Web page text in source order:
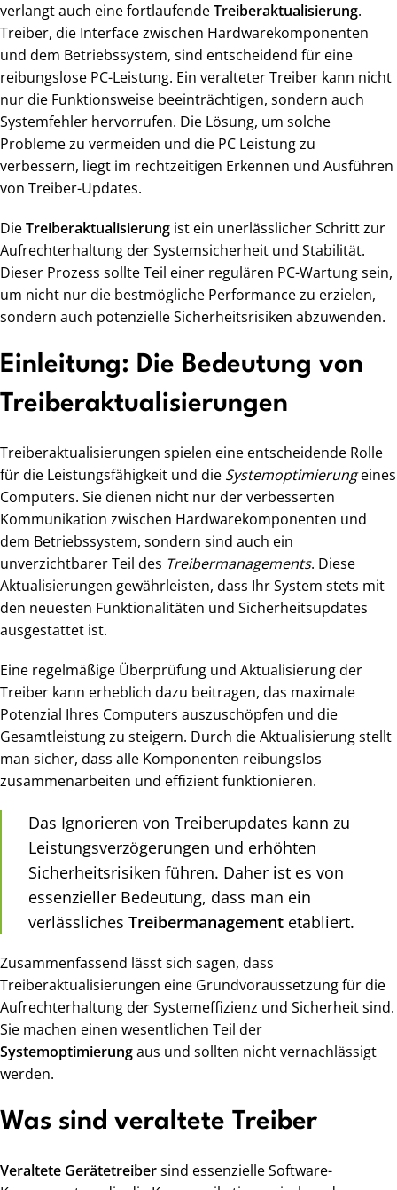
verlangt auch eine fortlaufendeTreiberaktualisierung.
Treiber, die Interface zwischen Hardwarekomponenten
und dem Betriebssystem, sind entscheidend für eine
reibungslose PC-Leistung. Ein veralteter Treiber kann nicht
nur die Funktionsweise beeinträchtigen, sondern auch
Systemfehler hervorrufen. Die Lösung, um solche
Probleme zu vermeiden und die PC Leistung zu
verbessern, liegt im rechtzeitigen Erkennen und Ausführen
von Treiber-Updates.
DieTreiberaktualisierung ist ein unerlässlicher Schritt zur
Aufrechterhaltung der Systemsicherheit und Stabilität.
Dieser Prozess sollte Teil einer regulären PC-Wartung sein,
um nicht nur die bestmögliche Performance zu erzielen,
sondern auch potenzielle Sicherheitsrisiken abzuwenden.
Einleitung: Die Bedeutung von
Treiberaktualisierungen
Treiberaktualisierungen spielen eine entscheidende Rolle
für die Leistungsfähigkeit und die Systemoptimierungeines
Computers. Sie dienen nicht nur der verbesserten
Kommunikation zwischen Hardwarekomponenten und
dem Betriebssystem, sondern sind auch ein
unverzichtbarer Teil des Treibermanagements. Diese
Aktualisierungen gewährleisten, dass Ihr System stets mit
den neuesten Funktionalitäten und Sicherheitsupdates
ausgestattet ist.
Eine regelmäßige Überprüfung und Aktualisierung der
Treiber kann erheblich dazu beitragen, das maximale
Potenzial Ihres Computers auszuschöpfen und die
Gesamtleistung zu steigern. Durch die Aktualisierung stellt
man sicher, dass alle Komponenten reibungslos
zusammenarbeiten und effizient funktionieren.
Das Ignorieren von Treiberupdates kann zu
Leistungsverzögerungen und erhöhten
Sicherheitsrisiken führen. Daher ist es von
essenzieller Bedeutung, dass man ein
verlässliches Treibermanagement etabliert.
Zusammenfassend lässt sich sagen, dass
Treiberaktualisierungen eine Grundvoraussetzung für die
Aufrechterhaltung der Systemeffizienz und Sicherheit sind.
Sie machen einen wesentlichen Teil der
Systemoptimierungaus und sollten nicht vernachlässigt
werden.
Was sind veraltete Treiber
Veraltete Gerätetreibersind essenzielle Software-